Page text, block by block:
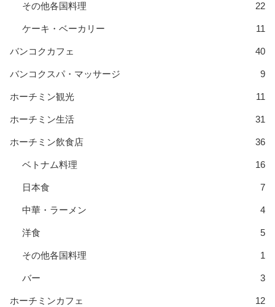
その他各国料理 22
ケーキ・ベーカリー 11
バンコクカフェ 40
バンコクスパ・マッサージ 9
ホーチミン観光 11
ホーチミン生活 31
ホーチミン飲食店 36
ベトナム料理 16
日本食 7
中華・ラーメン 4
洋食 5
その他各国料理 1
バー 3
ホーチミンカフェ 12